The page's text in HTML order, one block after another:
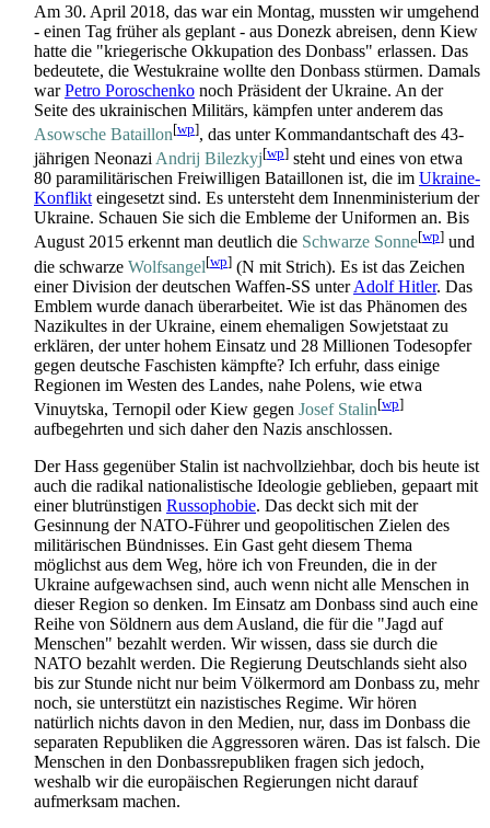
Am 30. April 2018, das war ein Montag, mussten wir umgehend
- einen Tag früher als geplant - aus Donezk abreisen, denn Kiew
hatte die "kriegerische Okkupation des Donbass" erlassen. Das
bedeutete, die Westukraine wollte den Donbass stürmen. Damals
warPetro Poroschenko noch Präsident der Ukraine. An der
Seite des ukrainischen Militärs, kämpfen unter anderem das
Asowsche Bataillon[wp], das unter Kommandantschaft des 43-
jährigen Neonazi Andrij Bilezkyj[wp] steht und eines von etwa
80 paramilitärischen Freiwilligen Bataillonen ist, die im Ukraine-
Konflikt eingesetzt sind. Es untersteht dem Innenministerium der
Ukraine. Schauen Sie sich die Embleme der Uniformen an. Bis
August 2015 erkennt man deutlich die Schwarze Sonne[wp] und
die schwarze Wolfsangel[wp] (N mit Strich). Es ist das Zeichen
einer Division der deutschen Waffen-SS unterAdolf Hitler. Das
Emblem wurde danach überarbeitet. Wie ist das Phänomen des
Nazikultes in der Ukraine, einem ehemaligen Sowjetstaat zu
erklären, der unter hohem Einsatz und 28 Millionen Todesopfer
gegen deutsche Faschisten kämpfte? Ich erfuhr, dass einige
Regionen im Westen des Landes, nahe Polens, wie etwa
Vinuytska, Ternopil oder Kiew gegen Josef Stalin[wp]
aufbegehrten und sich daher den Nazis anschlossen.
Der Hass gegenüber Stalin ist nachvollziehbar, doch bis heute ist
auch die radikal nationalistische Ideologie geblieben, gepaart mit
einer blutrünstigen Russophobie. Das deckt sich mit der
Gesinnung der NATO-Führer und geopolitischen Zielen des
militärischen Bündnisses. Ein Gast geht diesem Thema
möglichst aus dem Weg, höre ich von Freunden, die in der
Ukraine aufgewachsen sind, auch wenn nicht alle Menschen in
dieser Region so denken. Im Einsatz am Donbass sind auch eine
Reihe von Söldnern aus dem Ausland, die für die "Jagd auf
Menschen" bezahlt werden. Wir wissen, dass sie durch die
NATO bezahlt werden. Die Regierung Deutschlands sieht also
bis zur Stunde nicht nur beim Völkermord am Donbass zu, mehr
noch, sie unterstützt ein nazistisches Regime. Wir hören
natürlich nichts davon in den Medien, nur, dass im Donbass die
separaten Republiken die Aggressoren wären. Das ist falsch. Die
Menschen in den Donbass­republiken fragen sich jedoch,
weshalb wir die europäischen Regierungen nicht darauf
aufmerksam machen.